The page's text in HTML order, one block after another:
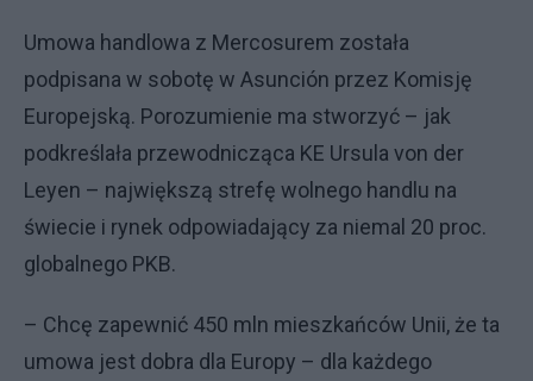
Umowa handlowa z Mercosurem została
podpisana w sobotę w Asunción przez Komisję
Europejską. Porozumienie ma stworzyć – jak
podkreślała przewodnicząca KE Ursula von der
Leyen – największą strefę wolnego handlu na
świecie i rynek odpowiadający za niemal 20 proc.
globalnego PKB.
– Chcę zapewnić 450 mln mieszkańców Unii, że ta
umowa jest dobra dla Europy – dla każdego